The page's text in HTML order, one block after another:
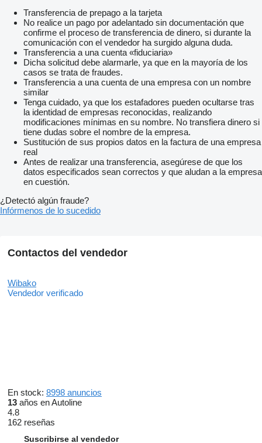
Transferencia de prepago a la tarjeta
No realice un pago por adelantado sin documentación que
confirme el proceso de transferencia de dinero, si durante la
comunicación con el vendedor ha surgido alguna duda.
Transferencia a una cuenta «fiduciaria»
Dicha solicitud debe alarmarle, ya que en la mayoría de los
casos se trata de fraudes.
Transferencia a una cuenta de una empresa con un nombre
similar
Tenga cuidado, ya que los estafadores pueden ocultarse tras
la identidad de empresas reconocidas, realizando
modificaciones mínimas en su nombre. No transfiera dinero si
tiene dudas sobre el nombre de la empresa.
Sustitución de sus propios datos en la factura de una empresa
real
Antes de realizar una transferencia, asegúrese de que los
datos especificados sean correctos y que aludan a la empresa
en cuestión.
¿Detectó algún fraude?
Infórmenos de lo sucedido
Contactos del vendedor
Wibako
Vendedor verificado
En stock: 8998 anuncios
13 años en Autoline
4.8
162 reseñas
Suscribirse al vendedor